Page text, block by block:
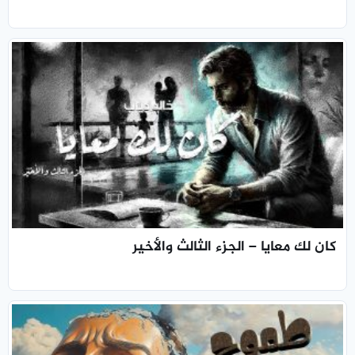
كان لك معايا – الجزء الثالث والأخير